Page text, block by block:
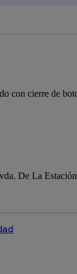
con cierre de
De La